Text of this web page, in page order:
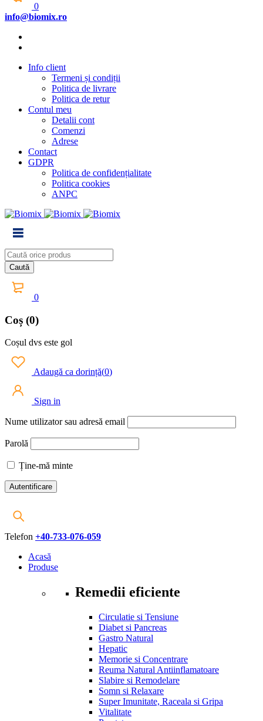
0
info@biomix.ro
Info client
Termeni și condiții
Politica de livrare
Politica de retur
Contul meu
Detalii cont
Comenzi
Adrese
Contact
GDPR
Politica de confidențialitate
Politica cookies
ANPC
0
Coș (0)
Coșul dvs este gol
Adaugă ca dorință(0)
Sign in
Nume utilizator sau adresă email
Parolă
Ține-mă minte
Telefon +40-733-076-059
Acasă
Produse
Remedii eficiente
Circulatie si Tensiune
Diabet si Pancreas
Gastro Natural
Hepatic
Memorie si Concentrare
Reuma Natural Antiinflamatoare
Slabire si Remodelare
Somn si Relaxare
Super Imunitate, Raceala si Gripa
Vitalitate